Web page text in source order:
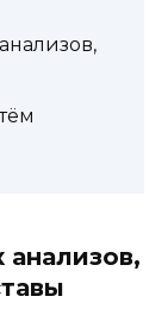
анализов,